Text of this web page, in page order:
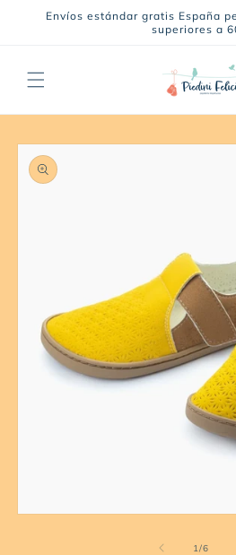
directamente
Envíos estándar gratis España
superiores a
directamente
a la
información
1/de
6